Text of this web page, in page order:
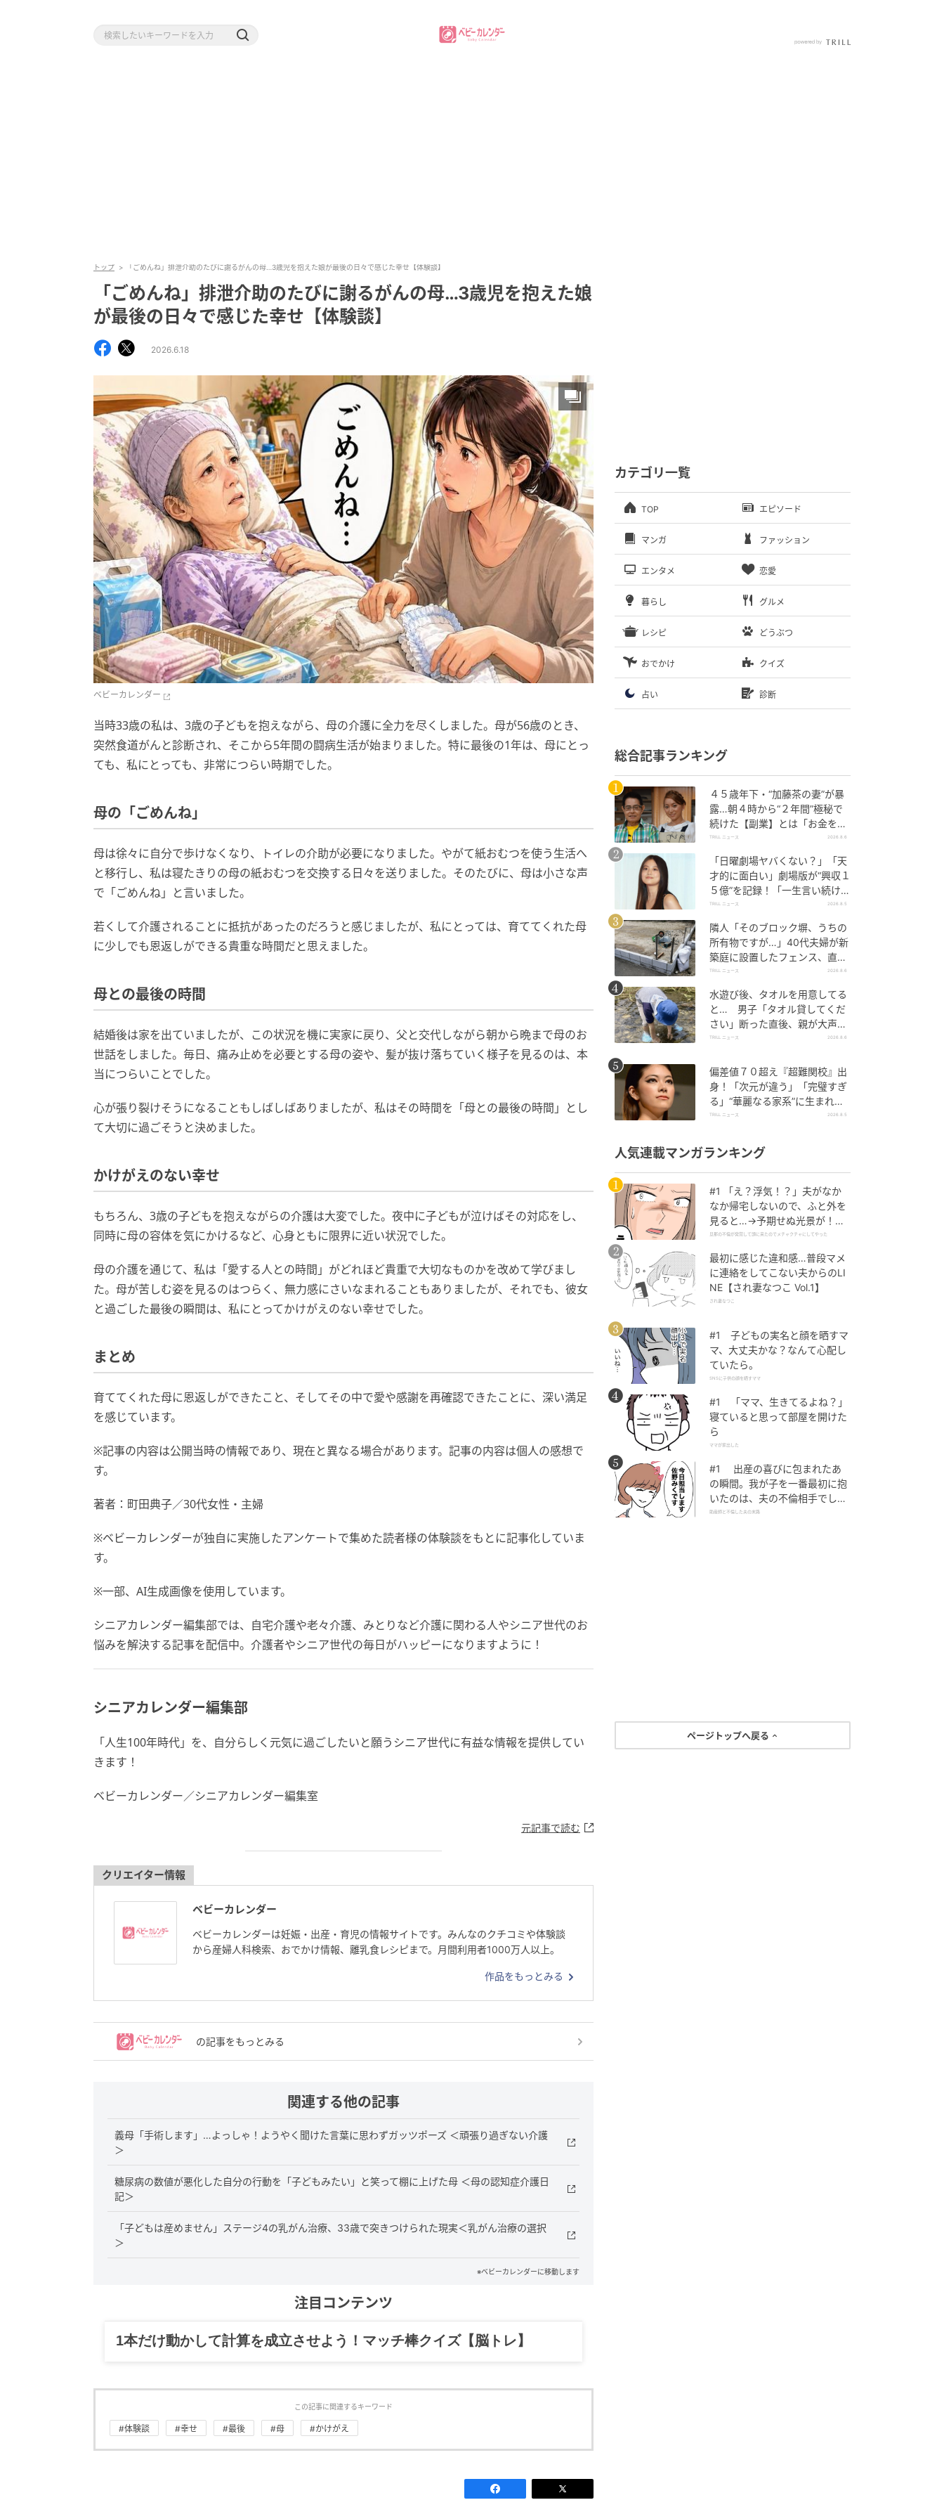
トップ 「ごめんね」排泄介助のたびに謝るがんの母…3歳児を抱えた娘が最後の日々で感じた幸せ【体験談】
「ごめんね」排泄介助のたびに謝るがんの母…3歳児を抱えた娘
が最後の日々で感じた幸せ【体験談】
2026.6.18
ベビーカレンダー
当時33歳の私は、3歳の子どもを抱えながら、母の介護に全力を尽くしました。母が56歳のとき、
突然食道がんと診断され、そこから5年間の闘病生活が始まりました。特に最後の1年は、母にとっ
ても、私にとっても、非常につらい時期でした。
母の「ごめんね」
母は徐々に自分で歩けなくなり、トイレの介助が必要になりました。やがて紙おむつを使う生活へ
と移行し、私は寝たきりの母の紙おむつを交換する日々を送りました。そのたびに、母は小さな声
で「ごめんね」と言いました。
若くして介護されることに抵抗があったのだろうと感じましたが、私にとっては、育ててくれた母
に少しでも恩返しができる貴重な時間だと思えました。
母との最後の時間
結婚後は家を出ていましたが、この状況を機に実家に戻り、父と交代しながら朝から晩まで母のお
世話をしました。毎日、痛み止めを必要とする母の姿や、髪が抜け落ちていく様子を見るのは、本
当につらいことでした。
心が張り裂けそうになることもしばしばありましたが、私はその時間を「母との最後の時間」とし
て大切に過ごそうと決めました。
かけがえのない幸せ
もちろん、3歳の子どもを抱えながらの介護は大変でした。夜中に子どもが泣けばその対応をし、
同時に母の容体を気にかけるなど、心身ともに限界に近い状況でした。
母の介護を通じて、私は「愛する人との時間」がどれほど貴重で大切なものかを改めて学びまし
た。母が苦しむ姿を見るのはつらく、無力感にさいなまれることもありましたが、それでも、彼女
と過ごした最後の瞬間は、私にとってかけがえのない幸せでした。
まとめ
育ててくれた母に恩返しができたこと、そしてその中で愛や感謝を再確認できたことに、深い満足
を感じています。
※記事の内容は公開当時の情報であり、現在と異なる場合があります。記事の内容は個人の感想で
す。
著者：町田典子／30代女性・主婦
※ベビーカレンダーが独自に実施したアンケートで集めた読者様の体験談をもとに記事化していま
す。
※一部、AI生成画像を使用しています。
シニアカレンダー編集部では、自宅介護や老々介護、みとりなど介護に関わる人やシニア世代のお
悩みを解決する記事を配信中。介護者やシニア世代の毎日がハッピーになりますように！
シニアカレンダー編集部
「人生100年時代」を、自分らしく元気に過ごしたいと願うシニア世代に有益な情報を提供してい
きます！
ベビーカレンダー／シニアカレンダー編集室
元記事で読む
クリエイター情報
ベビーカレンダー
ベビーカレンダーは妊娠・出産・育児の情報サイトです。みんなのクチコミや体験談
から産婦人科検索、おでかけ情報、離乳食レシピまで。月間利用者1000万人以上。
作品をもっとみる
の記事をもっとみる
関連する他の記事
義母「手術します」…よっしゃ！ようやく聞けた言葉に思わずガッツポーズ ＜頑張り過ぎない介護
＞
糖尿病の数値が悪化した自分の行動を「子どもみたい」と笑って棚に上げた母 ＜母の認知症介護日
記＞
「子どもは産めません」ステージ4の乳がん治療、33歳で突きつけられた現実＜乳がん治療の選択
＞
※ベビーカレンダーに移動します
注目コンテンツ
グルメ、ギャグ、子育て、旅行記……全部、読めます。
この記事に関連するキーワード
#体験談 #幸せ #最後 #母 #かけがえ
カテゴリ一覧
TOP エピソード
マンガ ファッション
エンタメ 恋愛
暮らし グルメ
レシピ どうぶつ
おでかけ クイズ
占い 診断
総合記事ランキング
４５歳年下・“加藤茶の妻”が暴
露…朝４時から“２年間”極秘で
続けた【副業】とは「お金を稼
ぐのって大変」
TRILL ニュース 2026.8.6
「日曜劇場ヤバくない？」「天
才的に面白い」劇場版が“興収１
５億”を記録！「一生言い続け
る」放送後も続く“切望の声”
TRILL ニュース 2026.8.5
隣人「そのブロック塀、うちの
所有物ですが…」40代夫婦が新
築庭に設置したフェンス、直後
に迫られた"顛末"
TRILL ニュース 2026.8.6
水遊び後、タオルを用意してる
と… 男子「タオル貸してくだ
さい」断った直後、親が大声で
放った一言に絶句
TRILL ニュース 2026.8.6
偏差値７０超え『超難関校』出
身！「次元が違う」「完璧すぎ
る」“華麗なる家系”に生まれた
【規格外の逸材】
TRILL ニュース 2026.8.5
人気連載マンガランキング
#1 「え？浮気！？」夫がなか
なか帰宅しないので、ふと外を
見ると…→予期せぬ光景が！｜
旦那の不倫が発覚して頭に来た
旦那の不倫が発覚して頭に来たのでメチャクチャにしてやった
最初に感じた違和感…普段マメ
に連絡をしてこない夫からのLI
NE【され妻なつこ Vol.1】
され妻なつこ
#1 子どもの実名と顔を晒すマ
マ、大丈夫かな？なんて心配し
ていたら。
SNSに子供の顔を晒すママ
#1 「ママ、生きてるよね？」
寝ていると思って部屋を開けた
ら
ママが家出した
#1 出産の喜びに包まれたあ
の瞬間。我が子を一番最初に抱
いたのは、夫の不倫相手でし
た。
助産師と不倫した夫の末路
ページトップへ戻る